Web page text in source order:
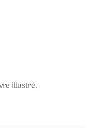
illustré,